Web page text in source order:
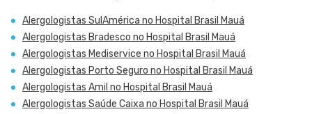
Alergologistas SulAmérica no Hospital Brasil Mauá
Alergologistas Bradesco no Hospital Brasil Mauá
Alergologistas Mediservice no Hospital Brasil Mauá
Alergologistas Porto Seguro no Hospital Brasil Mauá
Alergologistas Amil no Hospital Brasil Mauá
Alergologistas Saúde Caixa no Hospital Brasil Mauá